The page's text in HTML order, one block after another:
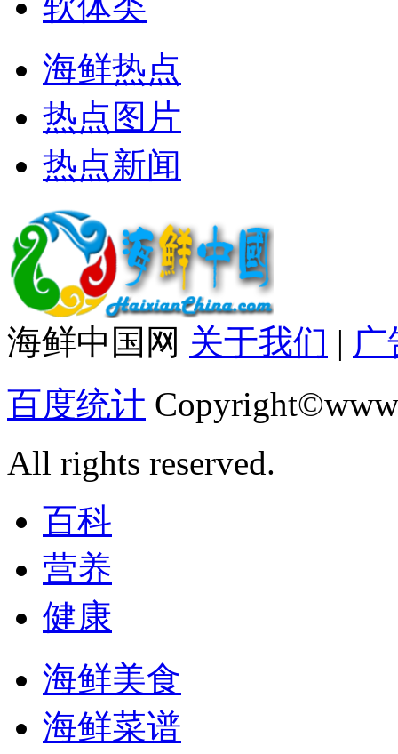
海鲜热点
热点图片
热点新闻
海鲜中国网 关于我们 | 广
百度统计
All rights reserved.
百科
营养
健康
海鲜美食
海鲜菜谱